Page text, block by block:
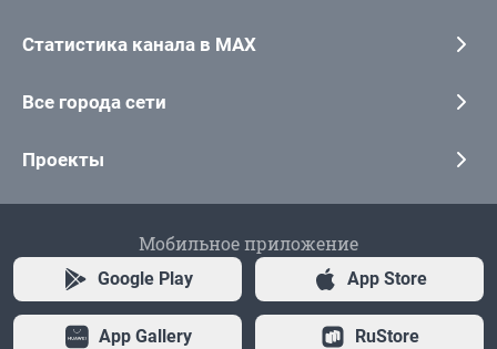
Статистика канала в MAX
Все города сети
Проекты
Мобильное приложение
Google Play App Store
App Gallery RuStore